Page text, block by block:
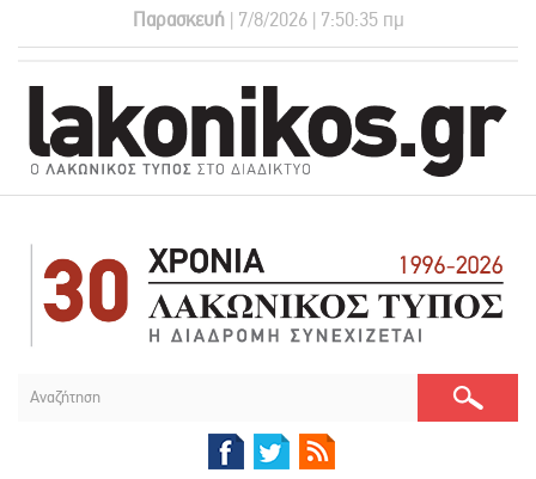
Παρασκευή | 7/8/2026 | 7:50:36 πμ